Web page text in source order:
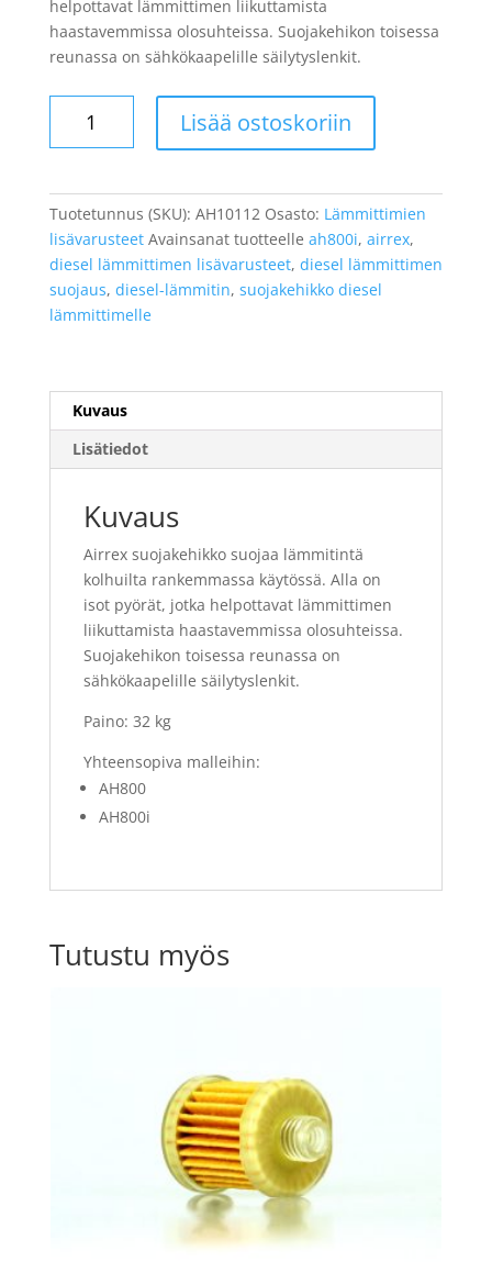
helpottavat lämmittimen liikuttamista
haastavemmissa olosuhteissa. Suojakehikon toisessa
reunassa on sähkökaapelille säilytyslenkit.
Lisää ostoskoriin
Tuotetunnus (SKU): AH10112 Osasto: Lämmittimien
lisävarusteet Avainsanat tuotteelle ah800i, airrex,
diesel lämmittimen lisävarusteet, diesel lämmittimen
suojaus, diesel-lämmitin, suojakehikko diesel
lämmittimelle
Kuvaus
Lisätiedot
Kuvaus
Airrex suojakehikko suojaa lämmitintä
kolhuilta rankemmassa käytössä. Alla on
isot pyörät, jotka helpottavat lämmittimen
liikuttamista haastavemmissa olosuhteissa.
Suojakehikon toisessa reunassa on
sähkökaapelille säilytyslenkit.
Paino: 32 kg
Yhteensopiva malleihin:
AH800
AH800i
Tutustu myös